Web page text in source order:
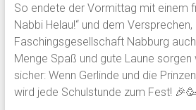
So endete der Vormittag mit einem
Nabbi Helau!“ und dem
Faschingsgesellschaft Nabburg
Menge Spaß und gute Laune sorgen
sicher: Wenn Gerlinde und die
wird jede Schulstunde zum Fest! 🎉🥳